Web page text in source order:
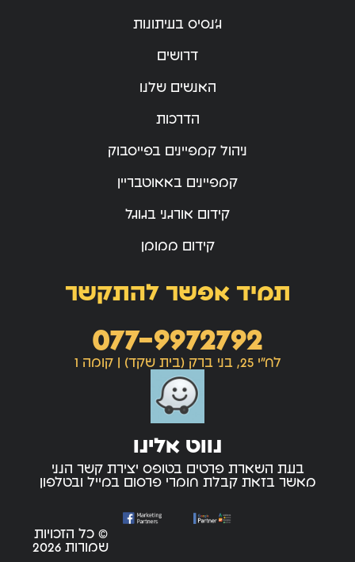
ג’נסיס בעיתונות
דרושים
האנשים שלנו
הדרכות
ניהול קמפיינים בפייסבוק
קמפיינים באאוטבריין
קידום אורגני בגוגל
קידום ממומן
תמיד אפשר להתקשר
077-9972792
לח"י 25, בני ברק (בית שקד) | קומה 1
נווט אלינו
בעת השארת פרטים בטופס יצירת קשר הנני
מאשר בזאת קבלת חומרי פרסום במייל ובטלפון
© כל הזכויות
שמורות 2026